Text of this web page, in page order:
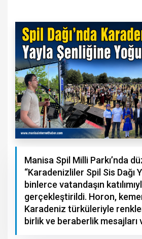
Manisa Spil Milli Parkı’nda
“Karadenizliler Spil Sis Dağı
binlerce vatandaşın
gerçekleştirildi. Horon,
Karadeniz türküleriyle
birlik ve beraberlik mesajları